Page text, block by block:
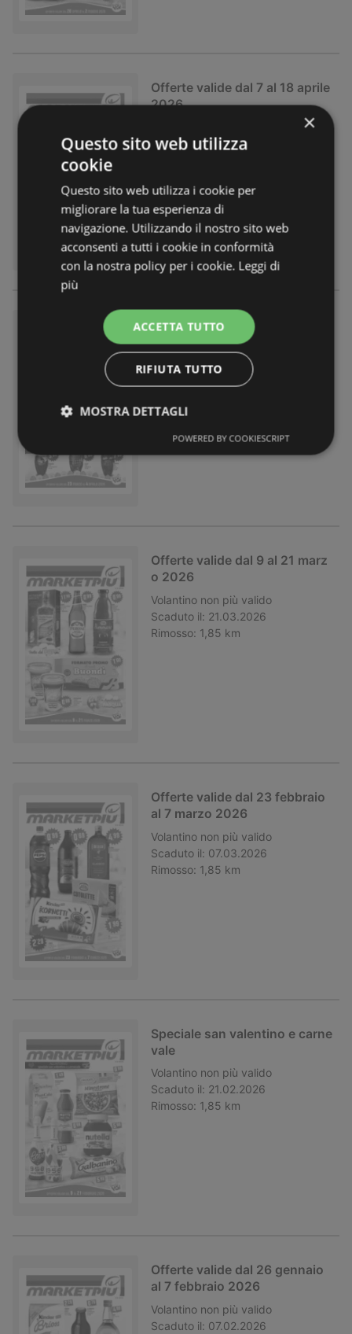
Offerte valide dal 7 al 18 aprile
2026
Scaduto il: 18.04.2026
Buona Pasqua
Volantino non più valido
Scaduto il: 04.04.2026
Offerte valide dal 9 al 21 marz
o 2026
Volantino non più valido
Scaduto il: 21.03.2026
Rimosso: 1,85 km
Offerte valide dal 23 febbraio
al 7 marzo 2026
Volantino non più valido
Scaduto il: 07.03.2026
Rimosso: 1,85 km
Speciale san valentino e carne
vale
Volantino non più valido
Scaduto il: 21.02.2026
Rimosso: 1,85 km
Offerte valide dal 26 gennaio
al 7 febbraio 2026
Volantino non più valido
Scaduto il: 07.02.2026
×
Questo sito web utilizza
cookie
Questo sito web utilizza i cookie per
migliorare la tua esperienza di
navigazione. Utilizzando il nostro sito web
acconsenti a tutti i cookie in conformità
con la nostra policy per i cookie. Leggi di
più
ACCETTA TUTTO
RIFIUTA TUTTO
MOSTRA DETTAGLI
POWERED BY COOKIESCRIPT